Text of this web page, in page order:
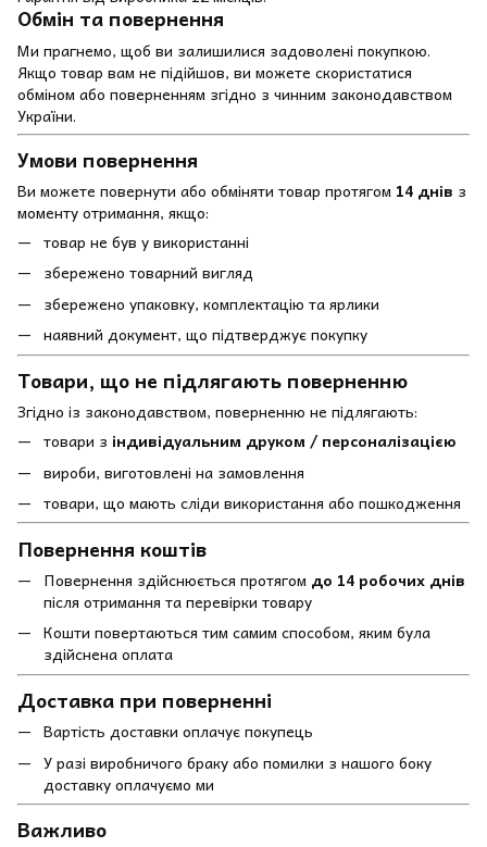
Обмін та повернення
Ми прагнемо, щоб ви залишилися задоволені покупкою.
Якщо товар вам не підійшов, ви можете скористатися
обміном або поверненням згідно з чинним законодавством
України.
Умови повернення
Ви можете повернути або обміняти товар протягом 14 днів з
моменту отримання, якщо:
товар не був у використанні
збережено товарний вигляд
збережено упаковку, комплектацію та ярлики
наявний документ, що підтверджує покупку
Товари, що не підлягають поверненню
Згідно із законодавством, поверненню не підлягають:
товари з індивідуальним друком / персоналізацією
вироби, виготовлені на замовлення
товари, що мають сліди використання або пошкодження
Повернення коштів
Повернення здійснюється протягом до 14 робочих днів
після отримання та перевірки товару
Кошти повертаються тим самим способом, яким була
здійснена оплата
Доставка при поверненні
Вартість доставки оплачує покупець
У разі виробничого браку або помилки з нашого боку
доставку оплачуємо ми
Важливо